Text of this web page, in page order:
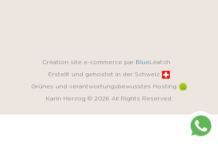
Création site e-commerce par Blue Leaf.ch
Erstellt und gehostet in der Schweiz
Grünes und verantwortungsbewusstes Hosting
Karin Herzog © 2026 All Rights Reserved.